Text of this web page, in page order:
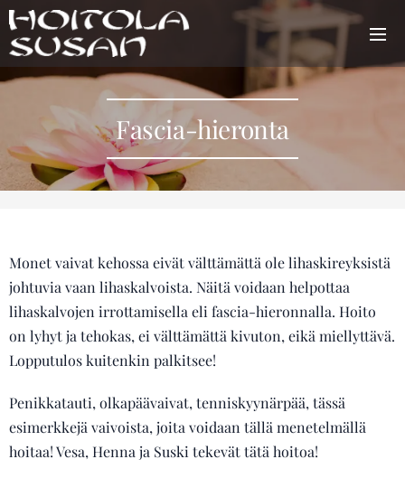
Fascia-hieronta
Monet vaivat kehossa eivät välttämättä ole lihaskireyksistä
johtuvia vaan lihaskalvoista. Näitä voidaan helpottaa
lihaskalvojen irrottamisella eli fascia-hieronnalla. Hoito
on lyhyt ja tehokas, ei välttämättä kivuton, eikä miellyttävä.
Lopputulos kuitenkin palkitsee!
Penikkatauti, olkapäävaivat, tenniskyynärpää, tässä
esimerkkejä vaivoista, joita voidaan tällä menetelmällä
hoitaa! Vesa, Henna ja Suski tekevät tätä hoitoa!